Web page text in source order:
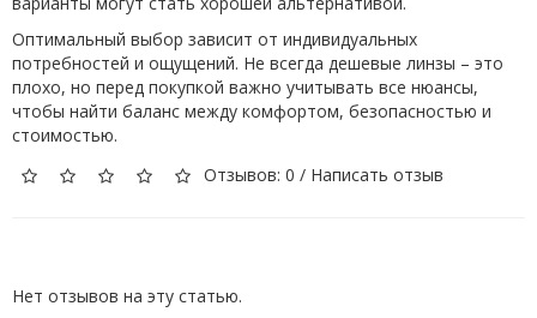
Оптимальный выбор зависит от индивидуальных
потребностей и ощущений. Не всегда дешевые линзы – это
плохо, но перед покупкой важно учитывать все нюансы,
чтобы найти баланс между комфортом, безопасностью и
стоимостью.
Отзывов: 0 / Написать отзыв
Нет отзывов на эту статью.